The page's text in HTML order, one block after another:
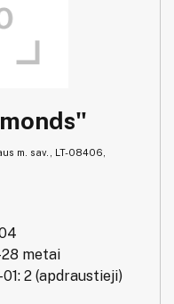
m. sav., LT-08406,
metai
2 (apdraustieji)